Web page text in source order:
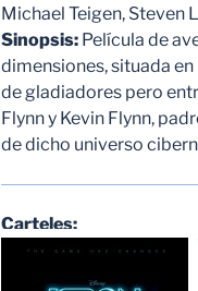
Michael Teigen, Steven
Sinopsis: Película de
dimensiones, situada
de gladiadores pero
Flynn y Kevin Flynn,
de dicho universo
Carteles: